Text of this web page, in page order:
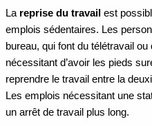
La reprise du travail est
emplois sédentaires. Les
bureau, qui font du télétravail
nécessitant d’avoir les pieds
reprendre le travail entre la
Les emplois nécessitant une
un arrêt de travail plus long.